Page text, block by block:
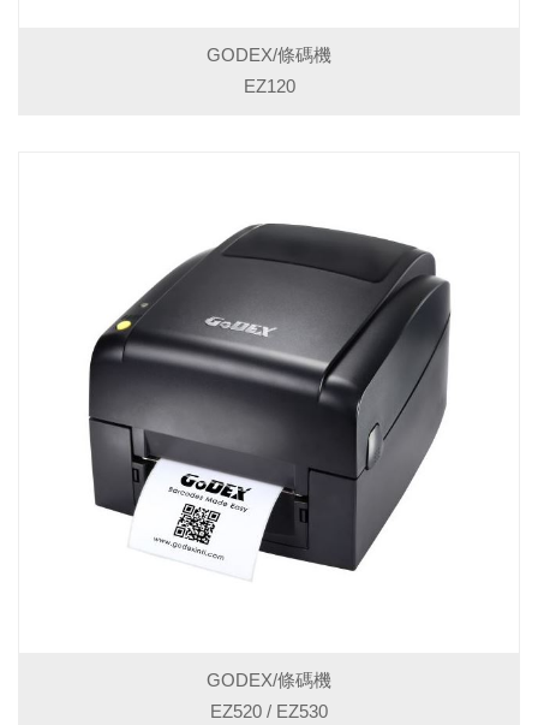
GODEX/條碼機
EZ120
GODEX/條碼機
EZ520 / EZ530